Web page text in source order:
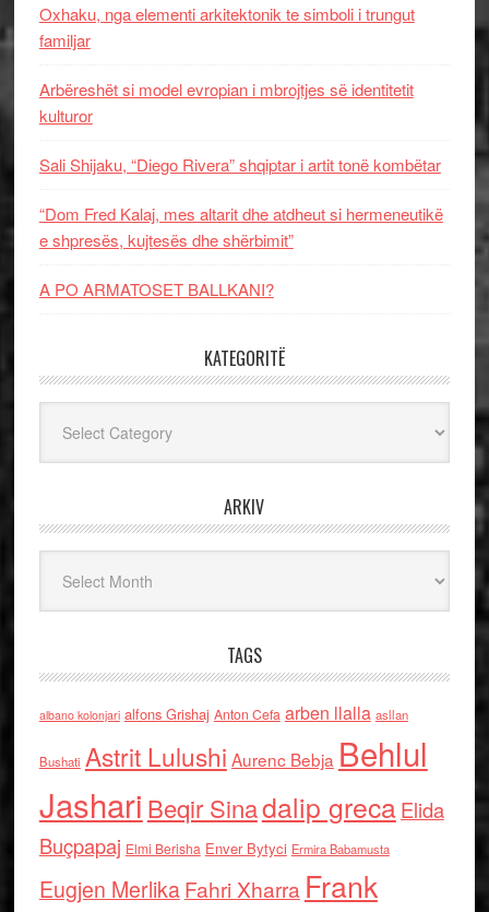
Oxhaku, nga elementi arkitektonik te simboli i trungut
familjar
Arbëreshët si model evropian i mbrojtjes së identitetit
kulturor
Sali Shijaku, “Diego Rivera” shqiptar i artit tonë kombëtar
“Dom Fred Kalaj, mes altarit dhe atdheut si hermeneutikë
e shpresës, kujtesës dhe shërbimit”
A PO ARMATOSET BALLKANI?
KATEGORITË
ARKIV
TAGS
albano kolonjari alfons Grishaj Anton Cefa arben llalla asllan
Bushati Astrit Lulushi Aurenc Bebja Behlul
Jashari Beqir Sinadalip grecaElida
Buçpapaj Elmi Berisha Enver Bytyci Ermira Babamusta
Eugjen MerlikaFahri Xharra Frank